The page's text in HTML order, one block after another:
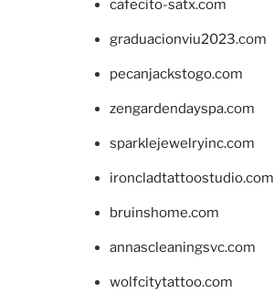
cafecito-satx.com
graduacionviu2023.com
pecanjackstogo.com
zengardendayspa.com
sparklejewelryinc.com
ironcladtattoostudio.com
bruinshome.com
annascleaningsvc.com
wolfcitytattoo.com